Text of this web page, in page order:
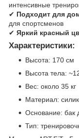
интенсивные
✔ Подходит для
для спортсменов
✔ Яркий красный
Характеристики:
Высота: 170 см
Высота тела:
Вес: около 35 кг
Материал:
Основание: бак
Тип: